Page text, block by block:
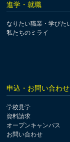
進学・就職
なりたい職業・学びた
私たちのミライ
申込・お問い合わせ
学校見学
資料請求
オープンキャンパス
お問い合わせ